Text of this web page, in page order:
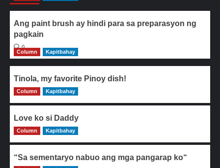
Ang paint brush ay hindi para sa preparasyon ng
pagkain
0
Column
Kapitbahay
Tinola, my favorite Pinoy dish!
0
Column Kapitbahay
Love ko si Daddy
0
Column Kapitbahay
“Sa sementaryo nabuo ang mga pangarap ko“